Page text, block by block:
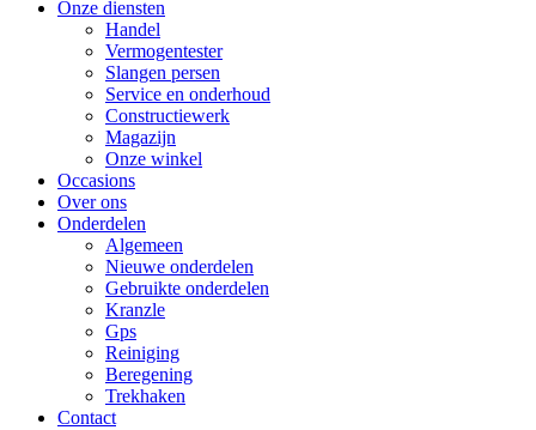
Onze diensten
Handel
Vermogentester
Slangen persen
Service en onderhoud
Constructiewerk
Magazijn
Onze winkel
Occasions
Over ons
Onderdelen
Algemeen
Nieuwe onderdelen
Gebruikte onderdelen
Kranzle
Gps
Reiniging
Beregening
Trekhaken
Contact